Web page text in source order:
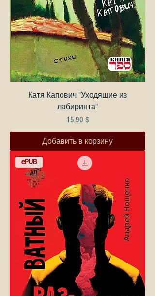
Катя Капович "Уходящие из
лабиринта"
Цена
15,90 $
Добавить в корзину
ePUB